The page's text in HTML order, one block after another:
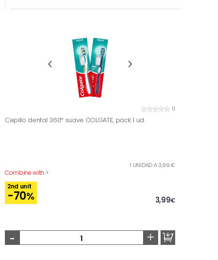
0
Cepillo dental 360º suave COLGATE, pack 1 ud.
Combine with >
1 UNIDAD A 3,99 €
2nd unit
-70% 3,99€
- +